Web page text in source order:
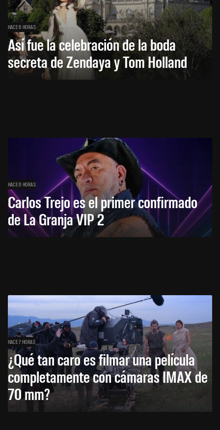
HACE 6 HORAS
Así fue la celebración de la boda
secreta de Zendaya y Tom Holland
HACE 6 HORAS
Carlos Trejo es el primer confirmado
de La Granja VIP 2
HACE 7 HORAS
¿Qué tan caro es filmar una película
completamente con cámaras IMAX de
70 mm?